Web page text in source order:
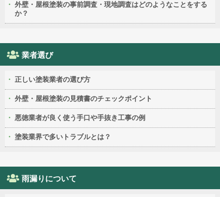
外壁・屋根塗装の事前調査・現地調査はどのようなことをする
か？
業者選び
正しい塗装業者の選び方
外壁・屋根塗装の見積書のチェックポイント
悪徳業者が良く使う手口や手抜き工事の例
塗装業界で多いトラブルとは？
雨漏りについて